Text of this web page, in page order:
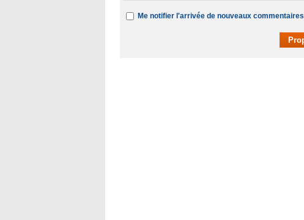
Me notifier l'arrivée de nouveaux commentaires